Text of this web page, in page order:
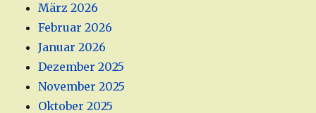
März 2026
Februar 2026
Januar 2026
Dezember 2025
November 2025
Oktober 2025